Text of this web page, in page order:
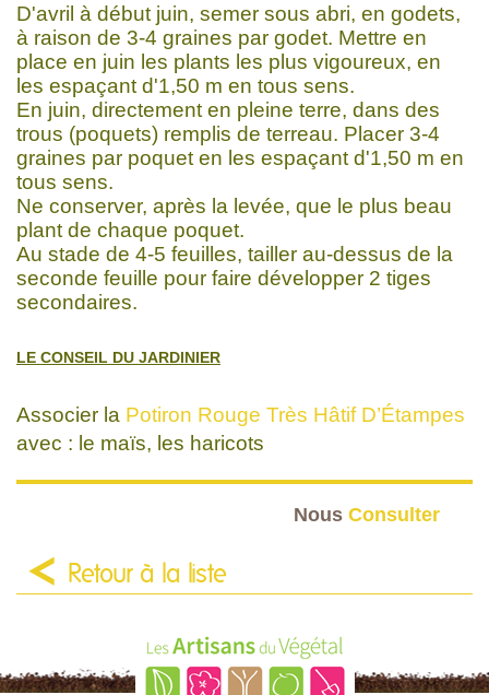
D'avril à début juin, semer sous abri, en godets,
à raison de 3-4 graines par godet. Mettre en
place en juin les plants les plus vigoureux, en
les espaçant d'1,50 m en tous sens.
En juin, directement en pleine terre, dans des
trous (poquets) remplis de terreau. Placer 3-4
graines par poquet en les espaçant d'1,50 m en
tous sens.
Ne conserver, après la levée, que le plus beau
plant de chaque poquet.
Au stade de 4-5 feuilles, tailler au-dessus de la
seconde feuille pour faire développer 2 tiges
secondaires.
LE CONSEIL DU JARDINIER
Associer la Potiron Rouge Très Hâtif D’Étampes
avec : le maïs, les haricots
Nous Consulter
Retour à la liste